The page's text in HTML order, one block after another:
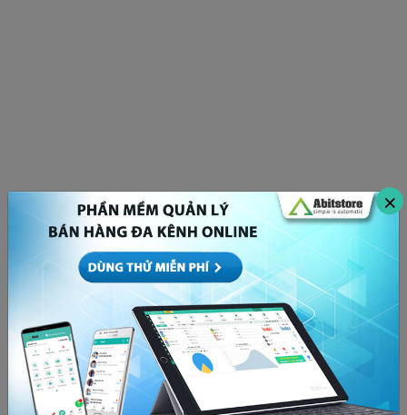
×
Bóp tương tác là gì? Cách để x5 tương tác bất
chấp thuật toán Facebook
MARKETING